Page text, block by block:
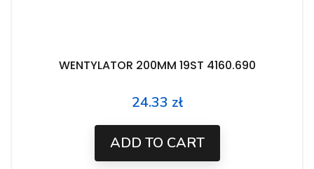
WENTYLATOR 200MM 19ST 4160.690
Price
24.33 zł
ADD TO CART